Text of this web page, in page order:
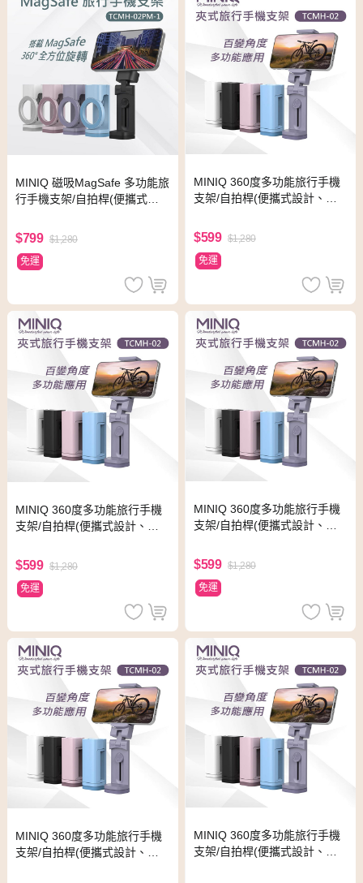
MINIQ 磁吸MagSafe 多功能旅
行手機支架/自拍桿(便攜式設
$799 $1,280
免運
MINIQ 360度多功能旅行手機
支架/自拍桿(便攜式設計、易
$599 $1,280
免運
MINIQ 360度多功能旅行手機
支架/自拍桿(便攜式設計、易
$599 $1,280
免運
MINIQ 360度多功能旅行手機
支架/自拍桿(便攜式設計、易
$599 $1,280
免運
MINIQ 360度多功能旅行手機
支架/自拍桿(便攜式設計、易
MINIQ 360度多功能旅行手機
支架/自拍桿(便攜式設計、易